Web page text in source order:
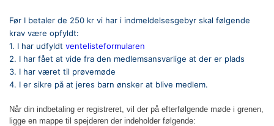
Før I betaler de 250 kr vi har i indmeldelsesgebyr skal følgende
krav være opfyldt:
1. I har udfyldt ventelisteformularen
2. I har fået at vide fra den medlemsansvarlige at der er plads
3. I har været til prøvemøde
4. I er sikre på at jeres barn ønsker at blive medlem.
Når din indbetaling er registreret, vil der på efterfølgende møde i grenen,
ligge en mappe til spejderen der indeholder følgende: